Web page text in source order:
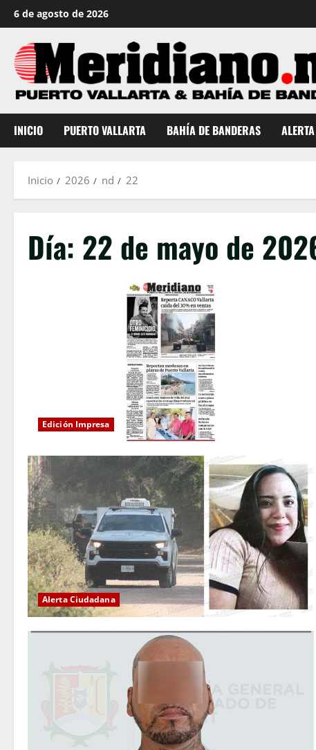
Saltar
al
contenido
6 de agosto de 2026
INICIO PUERTO VALLARTA BAHÍA DE BANDERAS
Inicio 2026 nd 22
Día: 22 de mayo de
Edición Impresa
Alerta Ciudadana